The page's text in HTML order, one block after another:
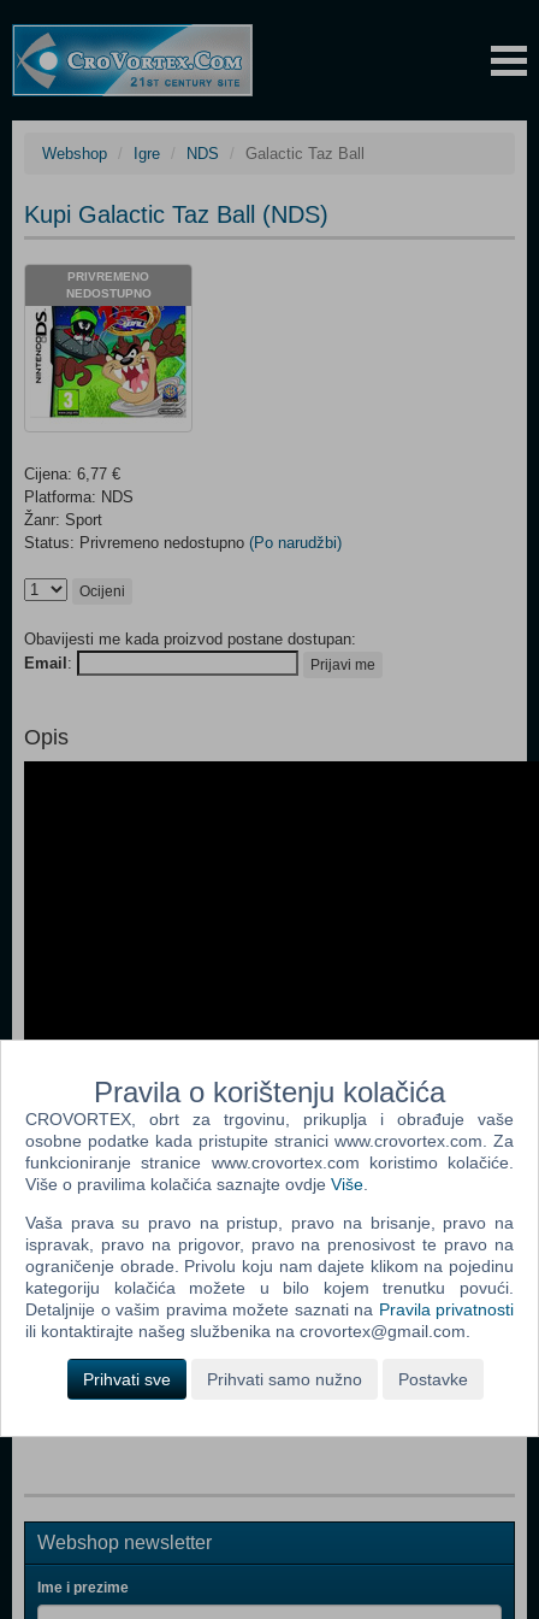
Webshop Igre NDS Galactic Taz Ball
Kupi Galactic Taz Ball (NDS)
PRIVREMENO
NEDOSTUPNO
Cijena: 6,77 €
Platforma: NDS
Žanr: Sport
Status: Privremeno nedostupno (Po narudžbi)
Ocijeni
Obavijesti me kada proizvod postane dostupan:
Email : Prijavi me
Opis
Popularno
Mario And Sonic At The Olympic Games (NDS)
Mario & Sonic At The Olympic Winter Games (NDS)
Shaun White Snowboarding (NDS)
World Snooker Championship 2007 - 08 (NDS)
Red Bull Bc One (NDS)
Webshop newsletter
Ime i prezime
Pravila o korištenju kolačića
CROVORTEX, obrt za trgovinu, prikuplja i obrađuje vaše
osobne podatke kada pristupite stranici www.crovortex.com. Za
funkcioniranje stranice www.crovortex.com koristimo kolačiće.
Više o pravilima kolačića saznajte ovdje Više
Vaša prava su pravo na pristup, pravo na brisanje, pravo na
ispravak, pravo na prigovor, pravo na prenosivost te pravo na
ograničenje obrade. Privolu koju nam dajete klikom na pojedinu
kategoriju kolačića možete u bilo kojem trenutku povući.
Detaljnije o vašim pravima možete saznati na Pravila privatnosti
ili kontaktirajte našeg službenika na crovortex@gmail.com.
Prihvati sve Prihvati samo nužno Postavke